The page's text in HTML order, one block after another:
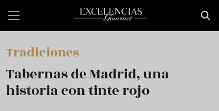
Tradiciones
Tabernas de Madrid, una
historia con tinte rojo